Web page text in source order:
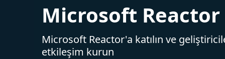
Microsoft Reactor
Microsoft Reactor'a katılın ve
etkileşim kurun